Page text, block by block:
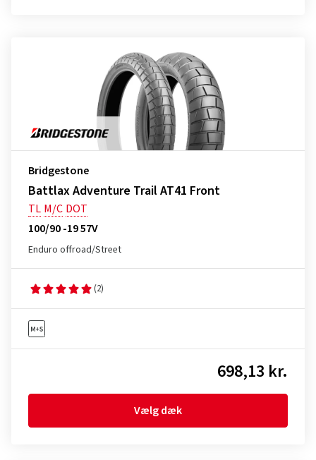
Bridgestone
Battlax Adventure Trail AT41 Front
TL M/C DOT
100/90 -19 57V
Enduro offroad/Street
(2)
698,13 kr.
Vælg dæk